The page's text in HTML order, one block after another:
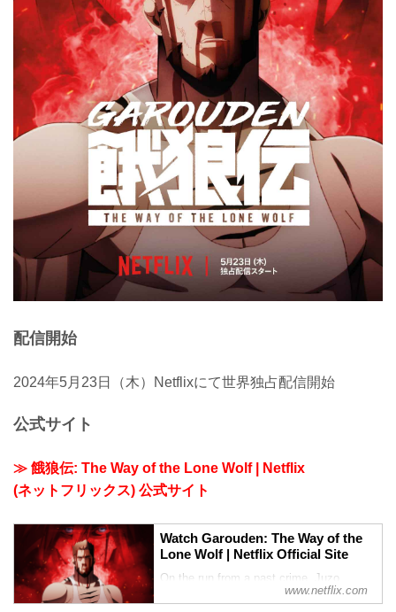
配信開始
2024年5月23日（木）Netflixにて世界独占配信開始
公 式サ イ ト
≫ 餓狼伝: The Way of the Lone Wolf | Netflix
( ネ ッ ト フ リ ッ ク ス ) 公 式サ イ ト
Watch Garouden: The Way of the
Lone Wolf | Netflix Official Site
On the run from a past crime, Juzo
Fujimaki is blackmailed into joining an
www.netflix.com